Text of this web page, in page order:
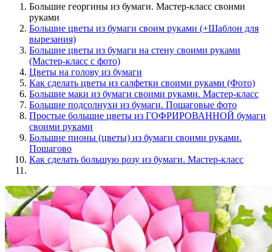
Большие георгины из бумаги. Мастер-класс своими
руками
Большие цветы из бумаги своим руками (+Шаблон для
вырезания)
Большие цветы из бумаги на стену своими руками
(Мастер-класс с фото)
Цветы на голову из бумаги
Как сделать цветы из салфетки своими руками (Фото)
Большие маки из бумаги своими руками. Мастер-класс
Большие подсолнухи из бумаги. Пошаговые фото
Простые большие цветы из ГОФРИРОВАННОЙ бумаги
своими руками
Большие пионы (цветы) из бумаги своими руками.
Пошагово
Как сделать большую розу из бумаги. Мастер-класс